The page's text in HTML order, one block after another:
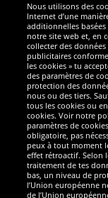
Sécurité
Nous utilisons des
Internet d’une
additionnelles
notre site web et, en
collecter des
publicitaires
les cookies » tu
des paramètres de
protection des
nous ou des tiers.
tous les cookies ou
cookies. Voir notre
paramètres de
obligatoire, pas
peux à tout moment
effet rétroactif. Selon
traitement de tes
bas, un niveau de
l’Union européenne
de l’Union